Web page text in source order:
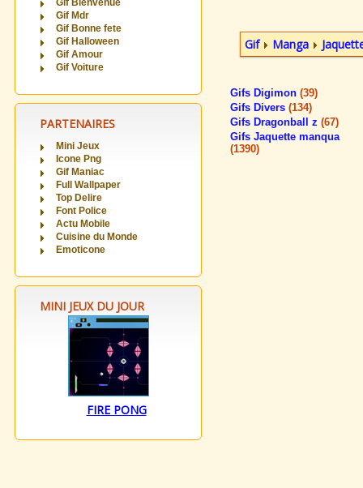
Gif Bienvenue
Gif Mdr
Gif Bonne fete
Gif Halloween
Gif Amour
Gif Voiture
PARTENAIRES
Mini Jeux
Icone Png
Gif Maniac
Full Wallpaper
Top Delire
Font Police
Actu Mobile
Cuisine du Monde
Emoticone
MINI JEUX DU JOUR
FIRE PONG
Gif Manga
Gifs Digimon (39)
Gifs Divers (134)
Gifs Dragonball z (67)
Gifs Jaquette manqua
(1390)